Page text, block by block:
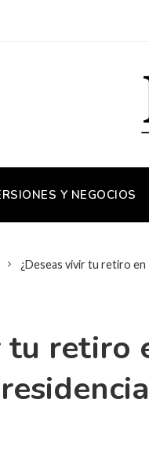
Y NEGOCIOS
¿Deseas vivir tu retiro en
tu retiro